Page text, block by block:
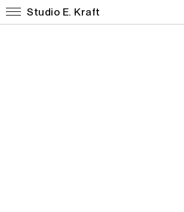
Studio E. Kraft